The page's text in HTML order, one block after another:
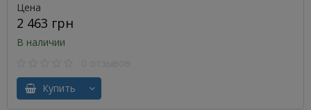
Цена
2 463 грн
В наличии
Купить